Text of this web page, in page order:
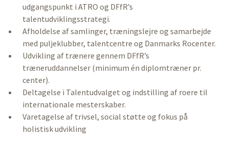
udgangspunkt i ATRO og DFfR’s
talentudviklingsstrategi.
Afholdelse af samlinger, træningslejre og samarbejde
med puljeklubber, talentcentre og Danmarks Rocenter.
Udvikling af trænere gennem DFfR’s
træneruddannelser (minimum én diplomtræner pr.
center).
Deltagelse i Talentudvalget og indstilling af roere til
internationale mesterskaber.
Varetagelse af trivsel, social støtte og fokus på
holistisk udvikling